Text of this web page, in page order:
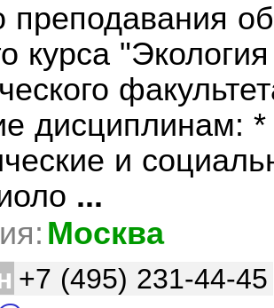
курса
дисциплинам:
и
...
Москва
+7 (495) 231-44-45